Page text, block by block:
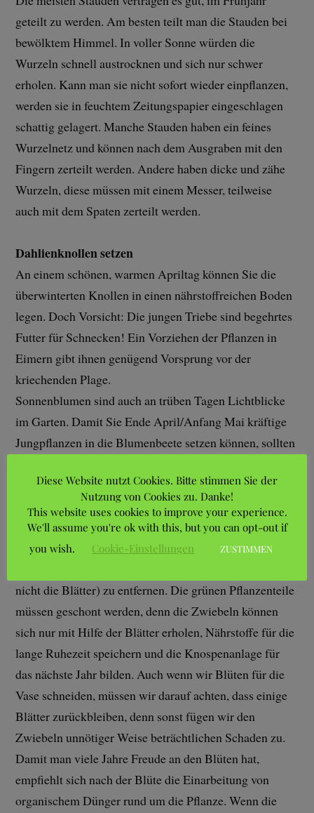
geteilt zu werden. Am besten teilt man die Stauden bei
bewölktem Himmel. In voller Sonne würden die
Wurzeln schnell austrocknen und sich nur schwer
erholen. Kann man sie nicht sofort wieder einpflanzen,
werden sie in feuchtem Zeitungspapier eingeschlagen
schattig gelagert. Manche Stauden haben ein feines
Wurzelnetz und können nach dem Ausgraben mit den
Fingern zerteilt werden. Andere haben dicke und zähe
Wurzeln, diese müssen mit einem Messer, teilweise
auch mit dem Spaten zerteilt werden.
Dahlienknollensetzen
An einem schönen, warmen Apriltag können Sie die
überwinterten Knollen in einen nährstoffreichen Boden
legen. Doch Vorsicht: Die jungen Triebe sind begehrtes
Futter für Schnecken! Ein Vorziehen der Pflanzen in
Eimern gibt ihnen genügend Vorsprung vor der
kriechenden Plage.
Sonnenblumen sind auch an trüben Tagen Lichtblicke
im Garten. Damit Sie Ende April/Anfang Mai kräftige
Jungpflanzen in die Blumenbeete setzen können, sollten
vorziehen. Das gilt übrigens für viele Sommerblumen.
Tulpen
Die ersten frühen Tulpen sind jetzt verblüht. Es ist
nicht die Blätter) zu entfernen. Die grünen Pflanzenteile
müssen geschont werden, denn die Zwiebeln können
sich nur mit Hilfe der Blätter erholen, Nährstoffe für die
lange Ruhezeit speichern und die Knospenanlage für
das nächste Jahr bilden. Auch wenn wir Blüten für die
Vase schneiden, müssen wir darauf achten, dass einige
Blätter zurückbleiben, denn sonst fügen wir den
Zwiebeln unnötiger Weise beträchtlichen Schaden zu.
Damit man viele Jahre Freude an den Blüten hat,
empfiehlt sich nach der Blüte die Einarbeitung von
organischem Dünger rund um die Pflanze. Wenn die
Diese Website nutzt Cookies. Bitte stimmen Sie der
Nutzung von Cookies zu. Danke!
This website uses cookies to improve your experience.
We'll assume you're ok with this, but you can opt-out if
you wish.
Cookie-Einstellungen ZUSTIMMEN